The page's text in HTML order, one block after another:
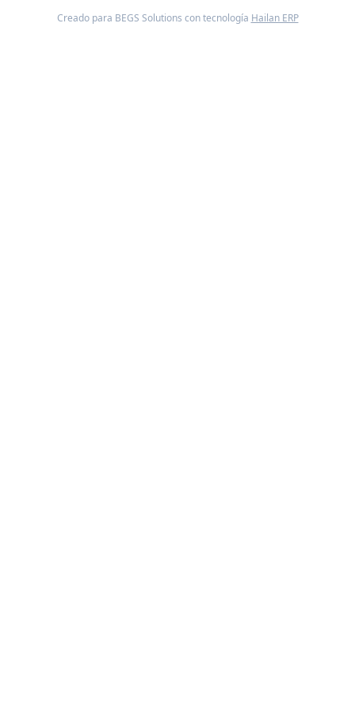
Creado para BEGS Solutions con tecnología Hailan ERP